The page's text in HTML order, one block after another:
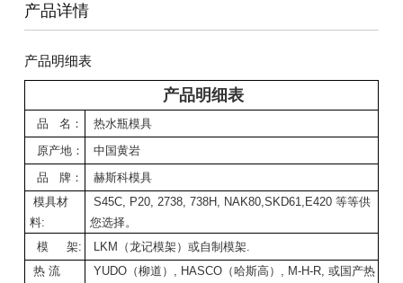
产品详情
产品明细表
产品明细表
品 名：
热水瓶模具
原产地：
中国黄岩
品 牌：
赫斯科模具
模具材
料:
S45C, P20, 2738, 738H, NAK80,SKD61,E420 等等供
您选择。
模 架:
LKM（龙记模架）或自制模架.
热 流
YUDO（柳道）, HASCO（哈斯高）, M-H-R, 或国产热